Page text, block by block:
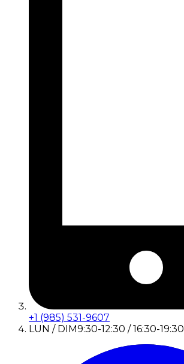
+1 (985) 531-9607
LUN / DIM9:30-12:30 / 16:30-19:30